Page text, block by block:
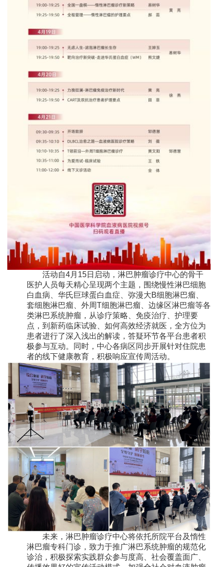
活动自4月15日启动，淋巴肿瘤诊疗中心的骨干
医护人员每天精心呈现两个主题，围绕慢性淋巴细胞
白血病、华氏巨球蛋白血症、弥漫大B细胞淋巴瘤、
套细胞淋巴瘤、外周T细胞淋巴瘤、边缘区淋巴瘤等各
类淋巴系统肿瘤，从诊疗策略、免疫治疗、护理要
点，到新药临床试验、如何高效经济就医，全方位为
患者进行了深入浅出的解读，答疑环节各平台患者积
极参与互动。同时，中心各病区同步开展针对住院患
者的线下健康教育，积极响应宣传周活动。
未来，淋巴肿瘤诊疗中心将依托所院平台及惰性
淋巴瘤专科门诊，致力于推广淋巴系统肿瘤的规范化
诊治，积极探索实践群众参与度高、社会覆盖面广、